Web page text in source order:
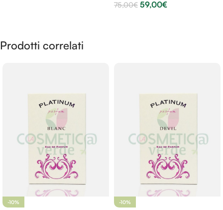
75,00€ 59,00€
Prodotti correlati
-10% -10%